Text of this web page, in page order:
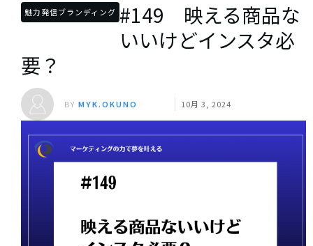
魅力発信ブランディング #149 映える商品な
いいけどインスタ必
要？
BY MYK.OKUNO 10月 3, 2024